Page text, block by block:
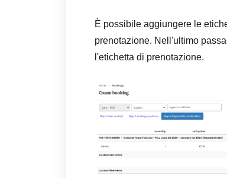
È possibile aggiungere le
prenotazione. Nell'ultimo
l'etichetta di prenotazione.